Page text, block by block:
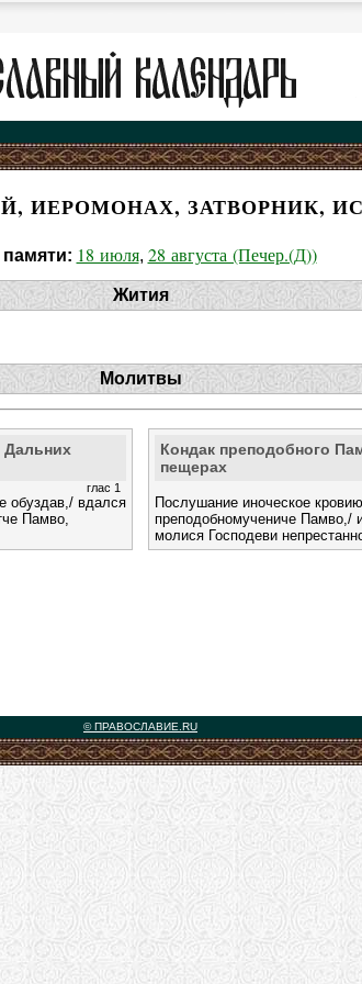
ИЕРОМОНАХ, ЗАТВОРНИК,
18 июля, 28 августа (Печер.(Д))
Жития
Молитвы
Дальних
глас 1
обуздав,/ вдался
Памво,
Кондак преподобного
пещерах
Послушание иноческое
преподобномучениче
молися Господеви
© ПРАВОСЛАВИЕ.RU